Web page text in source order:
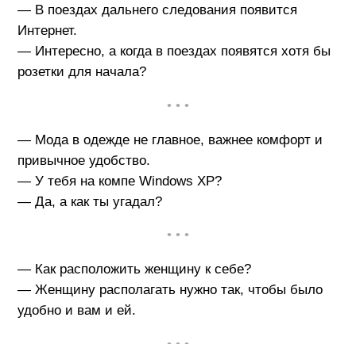
— В поездах дальнего следования появится
Интернет.
— Интересно, а когда в поездах появятся хотя бы
розетки для начала?
• • •
— Мода в одежде не главное, важнее комфорт и
привычное удобство.
— У тебя на компе Windows XP?
— Да, а как ты угадал?
• • •
— Как расположить женщину к себе?
— Женщину располагать нужно так, чтобы было
удобно и вам и ей.